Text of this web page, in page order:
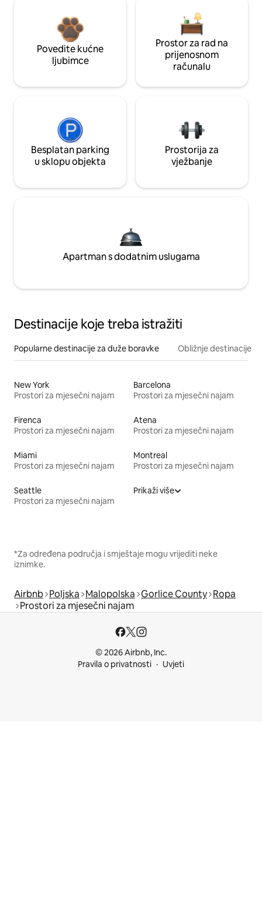
Povedite kućne
ljubimce
Prostor za rad na
prijenosnom
računalu
Besplatan parking
u sklopu objekta
Prostorija za
vježbanje
Apartman s dodatnim uslugama
Destinacije koje treba istražiti
Popularne destinacije za duže boravke Obližnje destinacije
New York
Prostori za mjesečni najam
Barcelona
Prostori za mjesečni najam
Firenca
Prostori za mjesečni najam
Atena
Prostori za mjesečni najam
Miami
Prostori za mjesečni najam
Montreal
Prostori za mjesečni najam
Seattle
Prostori za mjesečni najam
Prikaži više
*Za određena područja i smještaje mogu vrijediti neke
iznimke.
Airbnb Poljska Malopolska Gorlice County Ropa
Prostori za mjesečni najam
© 2026 Airbnb, Inc.
Pravila o privatnosti
Uvjeti